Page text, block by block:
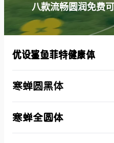
八款流畅圆润免费
优设鲨鱼菲特健康体
寒蝉圆黑体
寒蝉全圆体